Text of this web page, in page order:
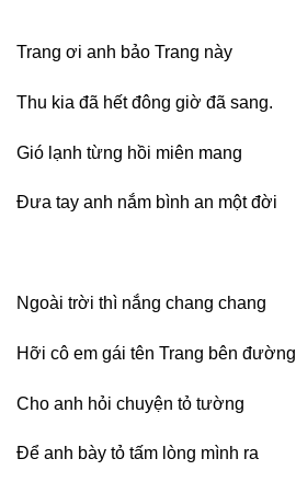
Trang ơi anh bảo Trang này
Thu kia đã hết đông giờ đã sang.
Gió lạnh từng hồi miên mang
Đưa tay anh nắm bình an một đời
Ngoài trời thì nắng chang chang
Hỡi cô em gái tên Trang bên đường
Cho anh hỏi chuyện tỏ tường
Để anh bày tỏ tấm lòng mình ra